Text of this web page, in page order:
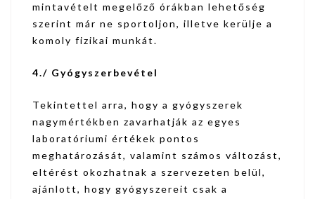
mintavételt megelőző órákban lehetőség
szerint már ne sportoljon, illetve kerülje a
komoly fizikai munkát.
4./ Gyógyszerbevétel
Tekintettel arra, hogy a gyógyszerek
nagymértékben zavarhatják az egyes
laboratóriumi értékek pontos
meghatározását, valamint számos változást,
eltérést okozhatnak a szervezeten belül,
ajánlott, hogy gyógyszereit csak a